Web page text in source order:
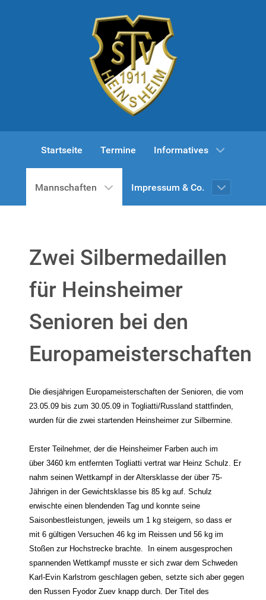
Startseite Termine Informatives
Mannschaften Impressum & Co.
Zwei Silbermedaillen
für Heinsheimer
Senioren bei den
Europameisterschaften
Die diesjährigen Europameisterschaften der Senioren, die vom
23.05.09 bis zum 30.05.09 in Togliatti/Russland stattfinden,
wurden für die zwei startenden Heinsheimer zur Silbermine.
Erster Teilnehmer, der die Heinsheimer Farben auch im
über 3460 km entfernten Togliatti vertrat war Heinz Schulz. Er
nahm seinen Wettkampf in der Altersklasse der über 75-
Jährigen in der Gewichtsklasse bis 85 kg auf. Schulz
erwischte einen blendenden Tag und konnte seine
Saisonbestleistungen, jeweils um 1 kg steigern, so dass er
mit 6 gültigen Versuchen 46 kg im Reissen und 56 kg im
Stoßen zur Hochstrecke brachte.
In einem ausgesprochen
spannenden Wettkampf musste er sich zwar dem Schweden
Karl-Evin Karlstrom geschlagen geben, setzte sich aber gegen
den Russen Fyodor Zuev knapp durch. Der Titel des